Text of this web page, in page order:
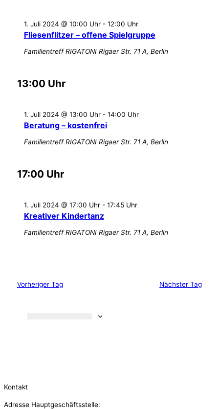
Fliesenflitzer – offene Spielgruppe
1. Juli 2024 @ 10:00 Uhr- 12:00 Uhr
Familientreff RIGATONI Rigaer Str. 71 A, Berlin
13:00 Uhr
Beratung – kostenfrei
1. Juli 2024 @ 13:00 Uhr- 14:00 Uhr
Familientreff RIGATONI Rigaer Str. 71 A, Berlin
17:00 Uhr
Kreativer Kindertanz
1. Juli 2024 @ 17:00 Uhr- 17:45 Uhr
Familientreff RIGATONI Rigaer Str. 71 A, Berlin
Vorheriger Tag Nächster Tag
Kontakt
Adresse Hauptgeschäftsstelle: